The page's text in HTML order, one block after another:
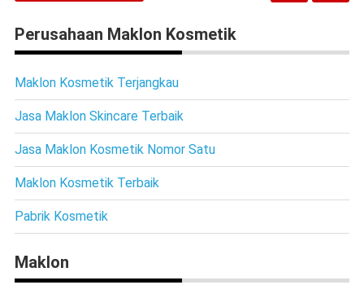
Perusahaan Maklon Kosmetik
Maklon Kosmetik Terjangkau
Jasa Maklon Skincare Terbaik
Jasa Maklon Kosmetik Nomor Satu
Maklon Kosmetik Terbaik
Pabrik Kosmetik
Maklon